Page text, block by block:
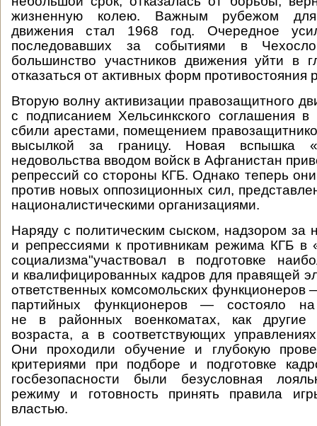
жизненную колею. Важным рубежом для
движения стал 1968 год. Очередное
последовавших за событиями в
большинство участников движения уйти в
отказаться от активных форм противостояния
Вторую волну активизации правозащитного
с подписанием Хельсинкского соглашения в
сбили арестами, помещением
высылкой за границу. Новая вспышка
недовольства вводом войск в Афганистан
репрессий со стороны КГБ. Однако теперь
против новых оппозиционных сил,
националистическими организациями.
Наряду с политическим сыском, надзором за
и репрессиями к противникам режима КГБ в
социализма"участвовал в подготовке
и квалифицированных кадров для правящей
ответственных комсомольских функционеров
партийных функционеров — состояло
не в районных военкоматах, как другие
возраста, а в соответствующих
Они проходили обучение и глубокую
критериями при подборе и подготовке
госбезопасности были безусловная
режиму и готовность принять правила
властью.